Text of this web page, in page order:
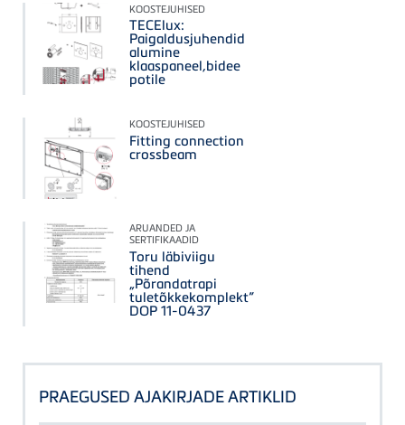
KOOSTEJUHISED
TECElux:
Paigaldusjuhendid
alumine
klaaspaneel,bidee
potile
KOOSTEJUHISED
Fitting connection
crossbeam
ARUANDED JA
SERTIFIKAADID
Toru läbiviigu
tihend
„Põrandatrapi
tuletõkkekomplekt”
DOP 11-0437
PRAEGUSED AJAKIRJADE ARTIKLID